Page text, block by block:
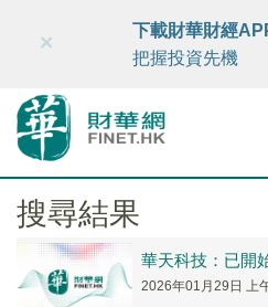
財華智庫網 FINTV
×
下載財華財經
把握投資先機
搜尋結果
華天科技：已開
2026年01月29日 上